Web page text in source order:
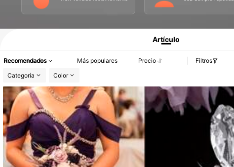
Información del producto: Divulgación de precios, detalles de ventas y existencias.
Artículo
Recomendados Más populares Precio
Filtros
Categoría
Color